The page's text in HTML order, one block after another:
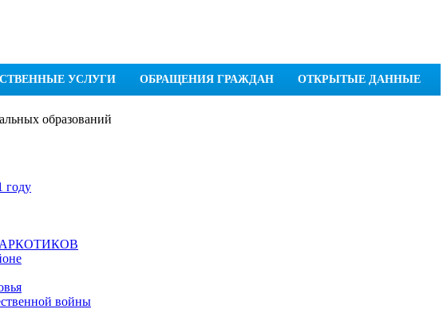
УСЛУГИ ОБРАЩЕНИЯ ГРАЖДАН ОТКРЫТЫЕ ДАННЫЕ
образований
году
войны